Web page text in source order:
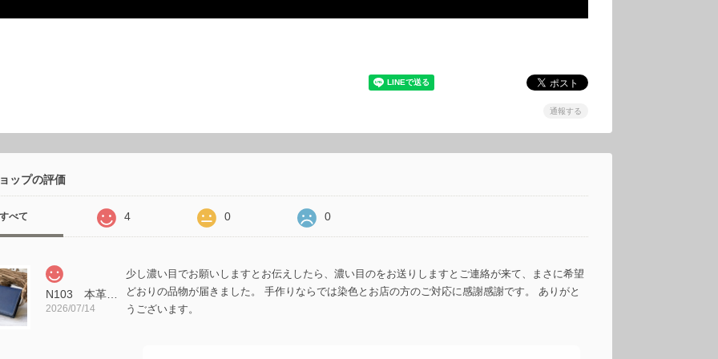
通報する
ップの評価
べて 4 0 0
N103 本革 藍染め 名刺入れ
2026/07/14
少し濃い目でお願いしますとお伝えしたら、濃い目のをお送りしますとご連絡が来て、まさに希望
どおりの品物が届きました。 手作りならでは染色とお店の方のご対応に感謝感謝です。 ありがと
うございます。